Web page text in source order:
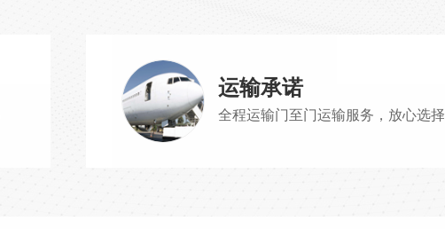
运输承诺
全程运输门至门运输服务，放心选择